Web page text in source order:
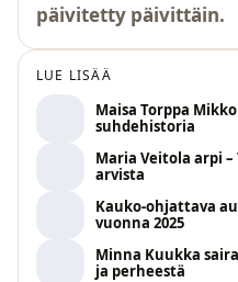
päivitetty päivittäin.
LUE LISÄÄ
Maisa Torppa
suhdehistoria
Maria Veitola arpi
arvista
Kauko-ohjattava
vuonna 2025
Minna Kuukka
ja perheestä